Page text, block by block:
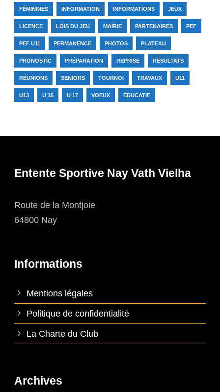
FÉMININES INFORMATION INFORMATIONS JEUX
LICENCE LOIS DU JEU MAIRIE PARTENAIRES PEF
PEF U11 PERMANENCE PHOTOS PLATEAU
PRONOSTIC PRÉPARATION REPRISE RÉSULTATS
RÉUNIONS SENIORS TOURNOI TRAVAUX U11
U13 U 15 U 17 VOEUX ÉDUCATIF
Entente Sportive Nay Vath Vielha
Route de la Montjoie
64800 Nay
Informations
Mentions légales
Politique de confidentialité
La Charte du Club
Archives